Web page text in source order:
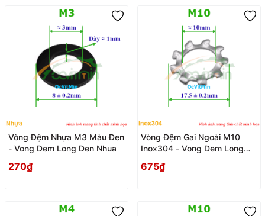
Vòng Đệm Nhựa M3 Màu Đen
- Vong Dem Long Den Nhua
270₫
Vòng Đệm Gai Ngoài M10
Inox304 - Vong Dem Long
675₫